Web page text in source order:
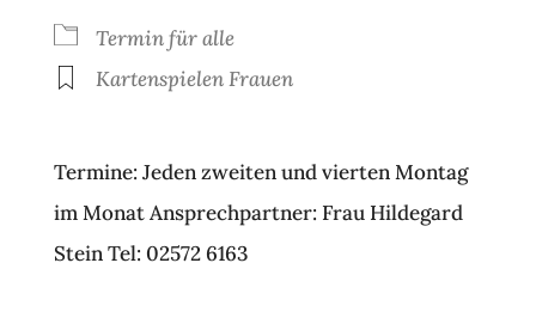
Termin für alle
Kartenspielen Frauen
Termine: Jeden zweiten und vierten Montag
im Monat Ansprechpartner: Frau Hildegard
Stein Tel: 02572 6163